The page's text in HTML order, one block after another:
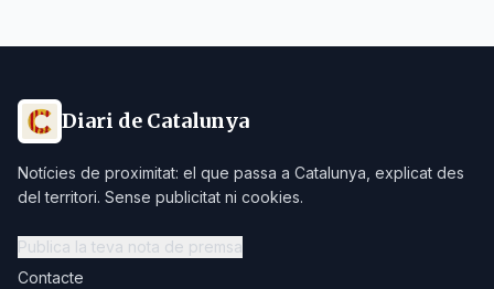
Diari de Catalunya
Notícies de proximitat: el que passa a Catalunya, explicat des
del territori. Sense publicitat ni cookies.
Publica la teva nota de premsa
Contacte